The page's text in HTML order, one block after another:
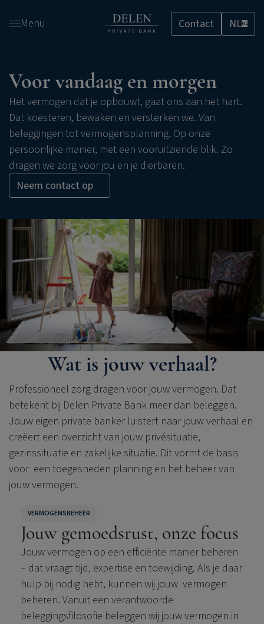
en
inhoud
gaan
Menu Contact NLNL
Voor vandaag en morgen
Het vermogen dat je opbouwt, gaat ons aan het hart.
Dat koesteren, bewaken en versterken we. Van
beleggingen tot vermogensplanning. Op onze
persoonlijke manier, met een vooruitziende blik. Zo
dragen we zorg voor jou en je dierbaren.
Neem contact op
Wat is jouw verhaal?
Professioneel zorg dragen voor jouw vermogen. Dat
betekent bij Delen Private Bank meer dan beleggen.
Jouw eigen private banker luistert naar jouw verhaal en
creëert een overzicht van jouw privésituatie,
gezinssituatie en zakelijke situatie. Dit vormt de basis
voor een toegesneden planning en het beheer van
jouw vermogen.
VERMOGENSBEHEER
Jouw gemoedsrust, onze focus
Jouw vermogen op een efficiënte manier beheren
– dat vraagt tijd, expertise en toewijding. Als je daar
hulp bij nodig hebt, kunnen wij jouw vermogen
beheren. Vanuit een verantwoorde
beleggingsfilosofie beleggen wij jouw vermogen in